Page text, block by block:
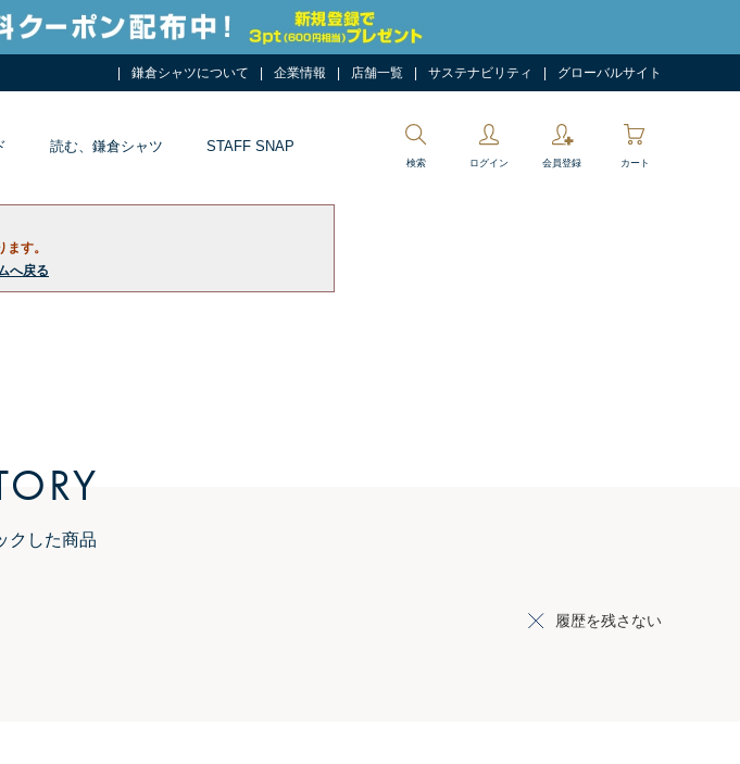
鎌倉シャツについて 企業情報 店舗一覧 サステナビリティ グローバルサイト
読む、鎌倉シャツ STAFF SNAP
検索 ログイン 会員登録 カート
す。
へ戻る
クした商品
履歴を残さない